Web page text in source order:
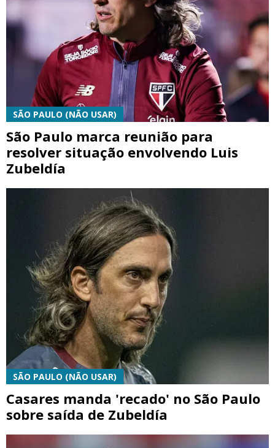
SÃO PAULO (NÃO USAR)
São Paulo marca reunião para
resolver situação envolvendo Luis
Zubeldía
SÃO PAULO (NÃO USAR)
Casares manda 'recado' no São Paulo
sobre saída de Zubeldía